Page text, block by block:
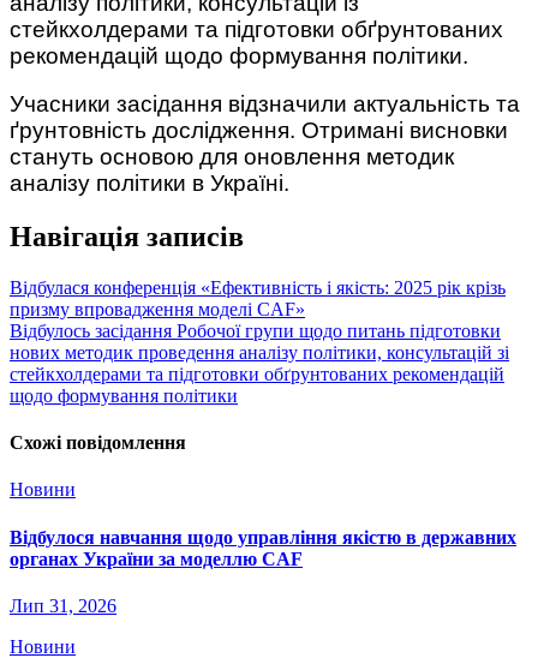
стейкхолдерами та підготовки обґрунтованих
рекомендацій щодо формування політики.
Учасники засідання відзначили актуальність та
ґрунтовність дослідження. Отримані висновки
стануть основою для оновлення методик
аналізу політики в Україні.
Навігація записів
Відбулася конференція «Ефективність і якість: 2025 рік крізь
призму впровадження моделі CAF»
Відбулось засідання Робочої групи щодо питань підготовки
нових методик проведення аналізу політики, консультацій зі
стейкхолдерами та підготовки обґрунтованих рекомендацій
щодо формування політики
Схожі повідомлення
Новини
Відбулося навчання щодо управління якістю в державних
органах України за моделлю CAF
Лип 31, 2026
Новини